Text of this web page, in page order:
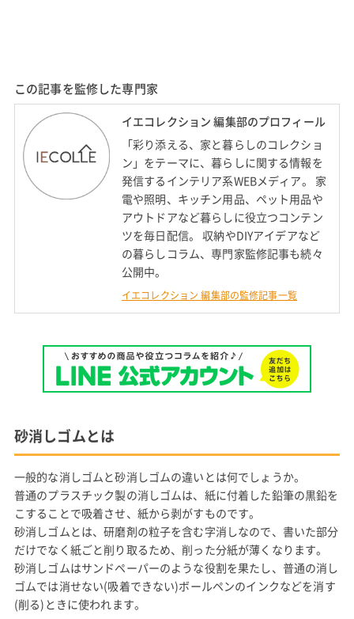
この記事を監修した専門家
イエコレクション 編集部のプロフィール
「彩り添える、家と暮らしのコレクショ
ン」をテーマに、暮らしに関する情報を
発信するインテリア系WEBメディア。 家
電や照明、キッチン用品、ペット用品や
アウトドアなど暮らしに役立つコンテン
ツを毎日配信。 収納やDIYアイデアなど
の暮らしコラム、専門家監修記事も続々
公開中。
イエコレクション 編集部の監修記事一覧
砂消しゴムとは
一般的な消しゴムと砂消しゴムの違いとは何でしょうか。
普通のプラスチック製の消しゴムは、紙に付着した鉛筆の黒鉛を
こすることで吸着させ、紙から剥がすものです。
砂消しゴムとは、研磨剤の粒子を含む字消しなので、書いた部分
だけでなく紙ごと削り取るため、削った分紙が薄くなります。
砂消しゴムはサンドペーパーのような役割を果たし、普通の消し
ゴムでは消せない(吸着できない)ボールペンのインクなどを消す
(削る)ときに使われます。